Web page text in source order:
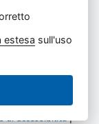
di accessibilità|
estesa sull'uso